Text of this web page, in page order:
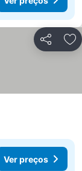
Partilhar
Ver preços